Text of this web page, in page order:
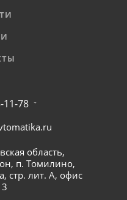
11-78
область,
п. Томилино,
стр. лит. А, офис